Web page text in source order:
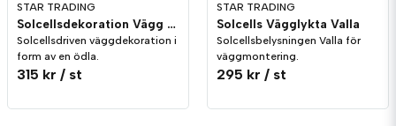
STAR TRADING
Solcellsdekoration Vägg Gecko
Solcellsdriven väggdekoration i
form av en ödla.
315 kr / st
STAR TRADING
Solcells Vägglykta Valla
Solcellsbelysningen Valla för
väggmontering.
295 kr / st